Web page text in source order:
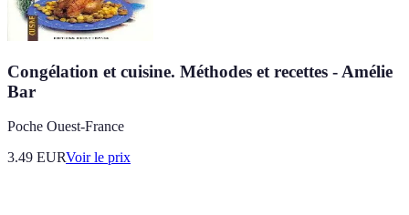
Congélation et cuisine. Méthodes et recettes - Amélie
Bar
Poche Ouest-France
3.49 EURVoir le prix